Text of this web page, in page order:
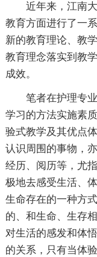
近年来，江南大
教育方面进行了一
新的教育理论、教
教育理念落实到教
成效。
笔者在护理专业
学习的方法实施素
验式教学及其优点
认识周围的事物，
经历、阅历等，尤
极地去感受生活、
生命存在的一种方
的、和生命、生存
对生活的感发和体
的关系，只有当体